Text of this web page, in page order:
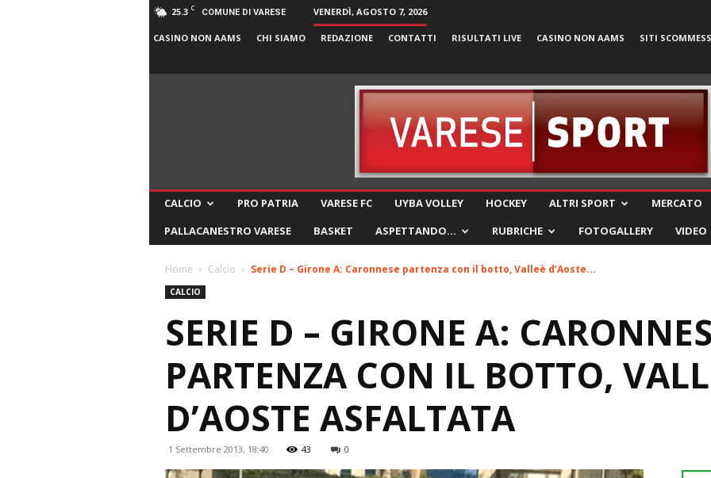
25.3 C COMUNE DI VARESE VENERDÌ, AGOSTO 7, 2026
CASINO NON AAMS CHI SIAMO REDAZIONE CONTATTI RISULTATI LIVE CASINO NON AAMS SITI
CALCIO PRO PATRIA VARESE FC UYBA VOLLEY HOCKEY ALTRI SPORT
MERCATO
PALLACANESTRO VARESE
BASKET ASPETTANDO… RUBRICHE FOTOGALLERY VIDEO
Home Calcio Serie D – Girone A: Caronnese partenza con il botto, Valleè d’Aoste...
CALCIO
SERIE D – GIRONE A:
PARTENZA CON IL BOTTO,
D’AOSTE ASFALTATA
1 Settembre 2013, 18:40 43 0